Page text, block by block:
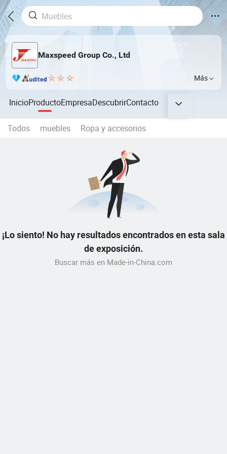
Maxspeed Group Co., Ltd
Más
InicioProductoEmpresaDescubrirContacto
Todos muebles Ropa y accesorios
¡Lo siento! No hay resultados encontrados en esta sala
de exposición.
Buscar más en Made-in-China.com